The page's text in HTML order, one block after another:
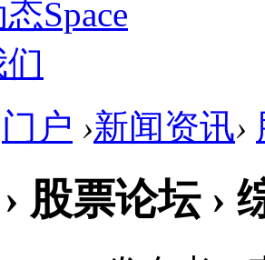
Space
门户 ›新闻资讯›
股票论坛 ›